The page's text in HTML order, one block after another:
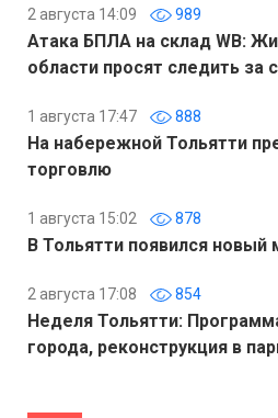
2 августа 14:09 989
Атака БПЛА на склад WB:
области просят следить за
1 августа 17:47 888
На набережной Тольятти
торговлю
1 августа 15:02 878
В Тольятти появился новый
2 августа 17:08 854
Неделя Тольятти:
города, реконструкция в